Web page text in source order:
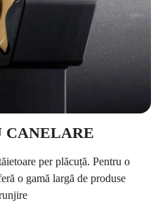
CANELARE
per plăcuță. Pentru o
o gamă largă de produse